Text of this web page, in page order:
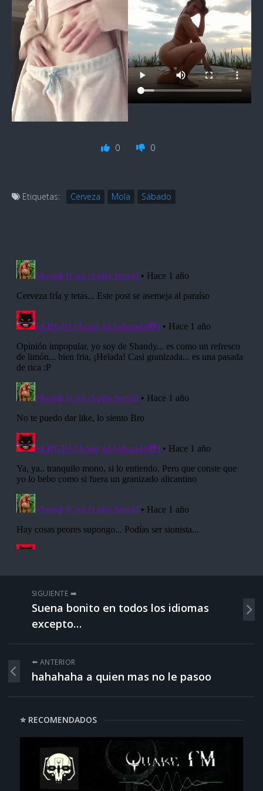
0 0
Etiquetas: Cerveza Mola Sábado
SIGUIENTE ➡️
Suena bonito en todos los idiomas
excepto…
⬅️ ANTERIOR
hahahaha a quien mas no le pasoo
⭐ RECOMENDADOS